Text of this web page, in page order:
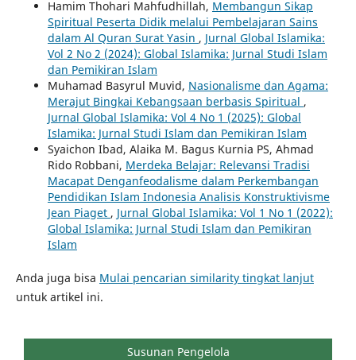
Hamim Thohari Mahfudhillah, Membangun Sikap
Spiritual Peserta Didik melalui Pembelajaran Sains
dalam Al Quran Surat Yasin , Jurnal Global Islamika:
Vol 2 No 2 (2024): Global Islamika: Jurnal Studi Islam
dan Pemikiran Islam
Muhamad Basyrul Muvid, Nasionalisme dan Agama:
Merajut Bingkai Kebangsaan berbasis Spiritual ,
Jurnal Global Islamika: Vol 4 No 1 (2025): Global
Islamika: Jurnal Studi Islam dan Pemikiran Islam
Syaichon Ibad, Alaika M. Bagus Kurnia PS, Ahmad
Rido Robbani, Merdeka Belajar: Relevansi Tradisi
Macapat Denganfeodalisme dalam Perkembangan
Pendidikan Islam Indonesia Analisis Konstruktivisme
Jean Piaget , Jurnal Global Islamika: Vol 1 No 1 (2022):
Global Islamika: Jurnal Studi Islam dan Pemikiran
Islam
Anda juga bisa Mulai pencarian similarity tingkat lanjut
untuk artikel ini.
Susunan Pengelola